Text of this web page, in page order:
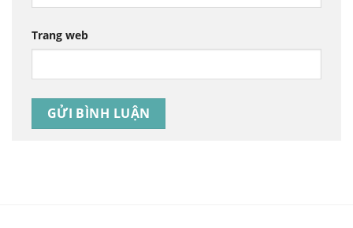
Trang web